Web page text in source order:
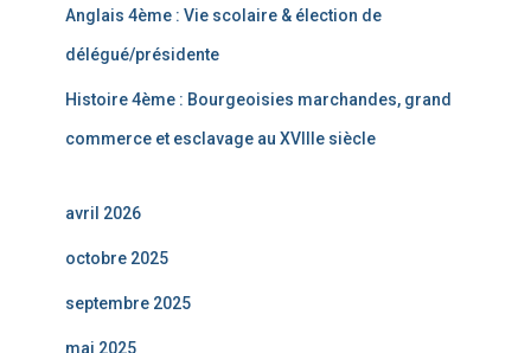
Anglais 4ème : Vie scolaire & élection de
délégué/présidente
Histoire 4ème : Bourgeoisies marchandes, grand
commerce et esclavage au XVIIIe siècle
avril 2026
octobre 2025
septembre 2025
mai 2025